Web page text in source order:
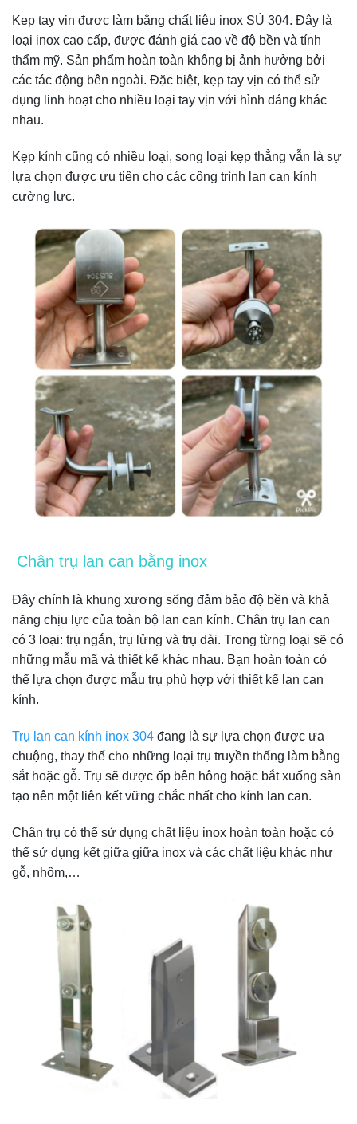
Kẹp tay vịn được làm bằng chất liệu inox SÚ 304. Đây là
loại inox cao cấp, được đánh giá cao về độ bền và tính
thẩm mỹ. Sản phẩm hoàn toàn không bị ảnh hưởng bởi
các tác động bên ngoài. Đặc biệt, kẹp tay vịn có thể sử
dụng linh hoạt cho nhiều loại tay vịn với hình dáng khác
nhau.
Kẹp kính cũng có nhiều loại, song loại kẹp thẳng vẫn là sự
lựa chọn được ưu tiên cho các công trình lan can kính
cường lực.
Chân trụ lan can bằng inox
Đây chính là khung xương sống đảm bảo độ bền và khả
năng chịu lực của toàn bộ lan can kính. Chân trụ lan can
có 3 loại: trụ ngắn, trụ lửng và trụ dài. Trong từng loại sẽ có
những mẫu mã và thiết kế khác nhau. Bạn hoàn toàn có
thể lựa chọn được mẫu trụ phù hợp với thiết kế lan can
kính.
Trụ lan can kính inox 304 đang là sự lựa chọn được ưa
chuộng, thay thế cho những loại trụ truyền thống làm bằng
sắt hoặc gỗ. Trụ sẽ được ốp bên hông hoặc bắt xuống sàn
tạo nên một liên kết vững chắc nhất cho kính lan can.
Chân trụ có thể sử dụng chất liệu inox hoàn toàn hoặc có
thể sử dụng kết giữa giữa inox và các chất liệu khác như
gỗ, nhôm,…